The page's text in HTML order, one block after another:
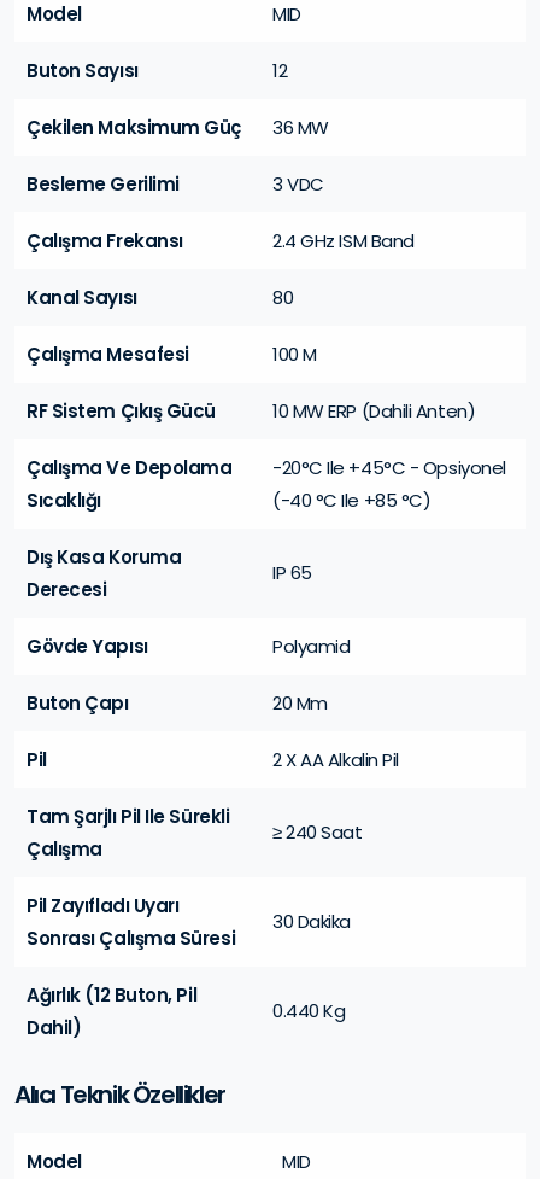
Model MID
Buton Sayısı 12
Çekilen Maksimum Güç 36 MW
Besleme Gerilimi 3 VDC
Çalışma Frekansı 2.4 GHz ISM Band
Kanal Sayısı 80
Çalışma Mesafesi 100 M
RF Sistem Çıkış Gücü 10 MW ERP (Dahili Anten)
Çalışma Ve Depolama
Sıcaklığı
-20°C Ile +45°C - Opsiyonel
(-40 °C Ile +85 °C)
Dış Kasa Koruma
Derecesi
IP 65
Gövde Yapısı Polyamid
Buton Çapı 20 Mm
Pil 2 X AA Alkalin Pil
Tam Şarjlı Pil Ile Sürekli
Çalışma
≥ 240 Saat
Pil Zayıfladı Uyarı
Sonrası Çalışma Süresi
30 Dakika
Ağırlık (12 Buton, Pil
Dahil)
0.440 Kg
Alıcı Teknik Özellikler
Model MID